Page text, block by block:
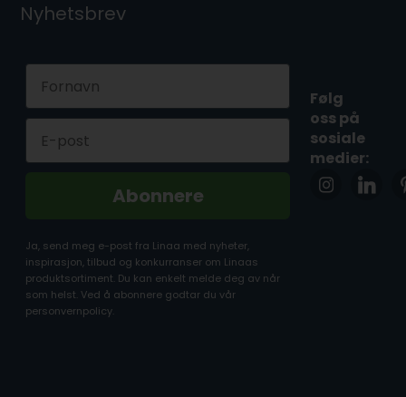
Nyhetsbrev
Abonnere
Ja, send meg e-post fra Linaa med nyheter,
inspirasjon, tilbud og konkurranser om Linaas
produktsortiment. Du kan enkelt melde deg av når
som helst. Ved å abonnere godtar du vår
personvernpolicy.
Følg
oss på
sosiale
medier: